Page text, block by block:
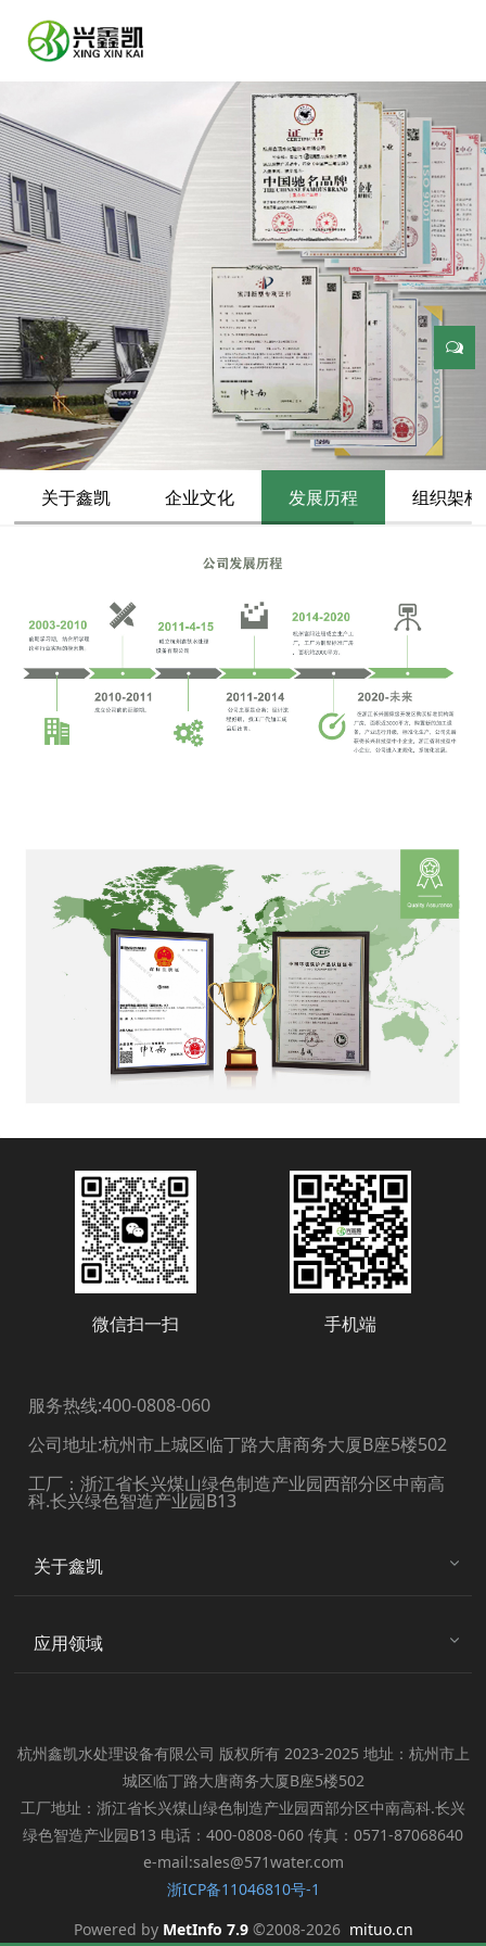
关于鑫凯 企业文化 发展历程 组织架构
微信扫一扫 手机端
服务热线:400-0808-060
公司地址:杭州市上城区临丁路大唐商务大厦B座5楼502
工厂：浙江省长兴煤山绿色制造产业园西部分区中南高
科.长兴绿色智造产业园B13
关于鑫凯
应用领域
杭州鑫凯水处理设备有限公司 版权所有 2023-2025 地址：杭州市上
城区临丁路大唐商务大厦B座5楼502
工厂地址：浙江省长兴煤山绿色制造产业园西部分区中南高科.长兴
绿色智造产业园B13 电话：400-0808-060 传真：0571-87068640
e-mail:sales@571water.com
浙ICP备11046810号-1
Powered by MetInfo 7.9©2008-2026 mituo.cn